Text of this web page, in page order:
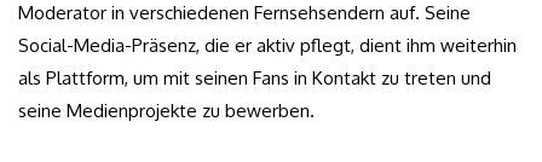
Moderator in verschiedenen Fernsehsendern auf. Seine
Social-Media-Präsenz, die er aktiv pflegt, dient ihm weiterhin
als Plattform, um mit seinen Fans in Kontakt zu treten und
seine Medienprojekte zu bewerben.